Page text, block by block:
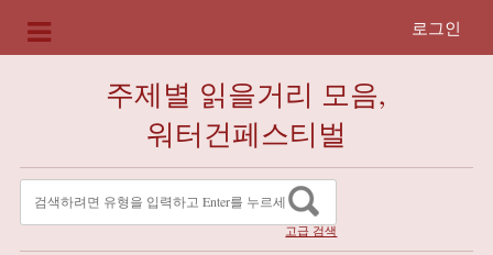
로그인
주제별 읽을거리 모음,
워터건페스티벌
고급 검색